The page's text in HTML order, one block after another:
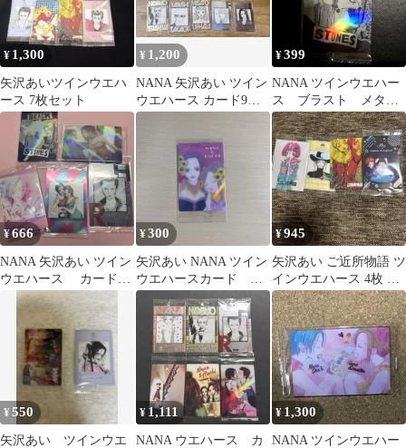
¥ 1,300
矢沢あいツインウエハ
ース 7枚セット
¥ 1,200
NANA 矢沢あい ツイン
ウエハース カード9枚
セット
¥399
NANA ツインウエハー
ス ブラスト メタリ
ックプラカード 矢沢
あい
¥666
NANA 矢沢あい ツイン
ウエハース カードの
み セット
¥300
矢沢あい NANA ツイン
ウエハースカード ウ
エハースカード ナ
ナ ハチ
¥945
矢沢あい ご近所物語 ツ
インウエハース 4枚 ま
とめ
¥550
矢沢あい ツインウエ
¥ 1,111
NANA ウエハース カ
¥ 1,300
NANA ツインウエハー